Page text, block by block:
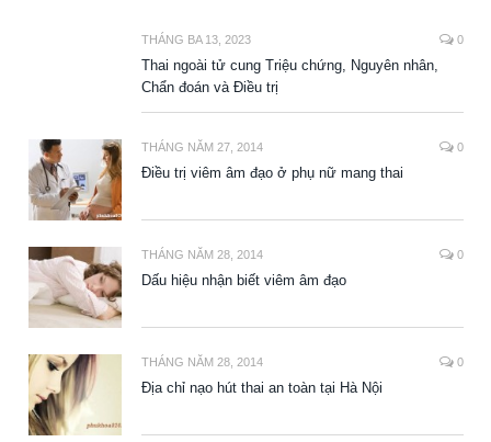
THÁNG BA 13, 2023 0
Thai ngoài tử cung Triệu chứng, Nguyên nhân,
Chẩn đoán và Điều trị
THÁNG NĂM 27, 2014 0
Điều trị viêm âm đạo ở phụ nữ mang thai
THÁNG NĂM 28, 2014 0
Dấu hiệu nhận biết viêm âm đạo
THÁNG NĂM 28, 2014 0
Địa chỉ nạo hút thai an toàn tại Hà Nội